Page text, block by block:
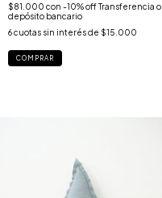
$81.000 con -10% off Transferencia o
depósito bancario
6cuotas sin interés de $15.000
COMPRAR